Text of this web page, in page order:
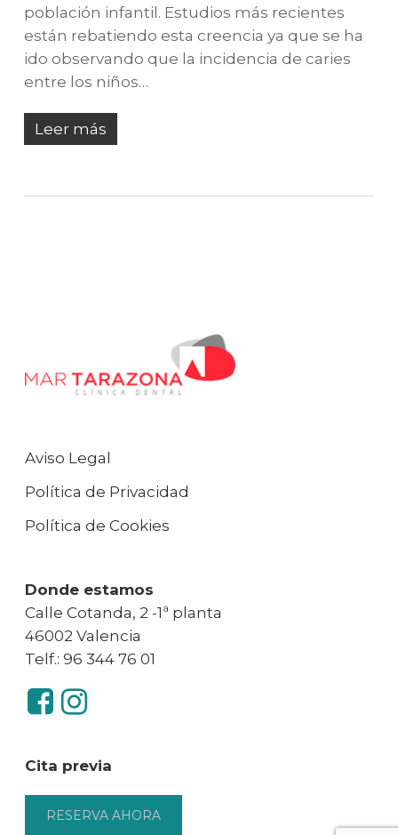
población infantil. Estudios más recientes
están rebatiendo esta creencia ya que se ha
ido observando que la incidencia de caries
entre los niños…
Leer más
Aviso Legal
Política de Privacidad
Política de Cookies
Donde estamos
Calle Cotanda, 2 -1ª planta
46002 Valencia
Telf.: 96 344 76 01
Cita previa
RESERVA AHORA